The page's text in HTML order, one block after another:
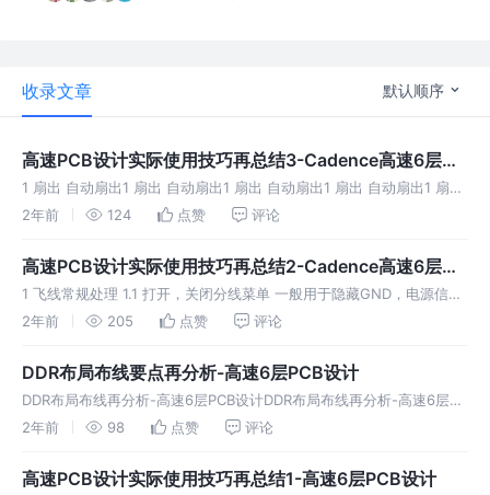
收录文章 默认顺序
高速PCB设计实际使用技巧再总结3-Cadence高速6层
PCB设计
1 扇出 自动扇出1 扇出 自动扇出1 扇出 自动扇出1 扇出 自动扇出1 扇出
自动扇出1 扇出 自动扇出1 扇出 自动扇出1 扇出 自动扇出1 扇出 自动扇
2年前 124 点赞 评论
高速PCB设计实际使用技巧再总结2-Cadence高速6层
PCB设计
1 飞线常规处理 1.1 打开，关闭分线菜单 一般用于隐藏GND，电源信号
1.2 GND的处理 Find Nets 修改属性 隐藏了GND飞线 显示分线 2
2年前 205 点赞 评论
DDR布局布线要点再分析-高速6层PCB设计
DDR布局布线再分析-高速6层PCB设计DDR布局布线再分析-高速6层
PCB设计DDR布局布线再分析-高速6层PCB设计DDR布局布线再分析-高
2年前 98 点赞 评论
高速PCB设计实际使用技巧再总结1-高速6层PCB设计